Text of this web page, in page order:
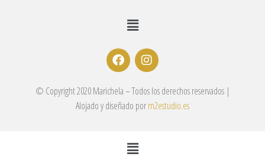
© Copyright 2020 Marichela – Todos los derechos reservados |
Alojado y diseñado porm2estudio.es